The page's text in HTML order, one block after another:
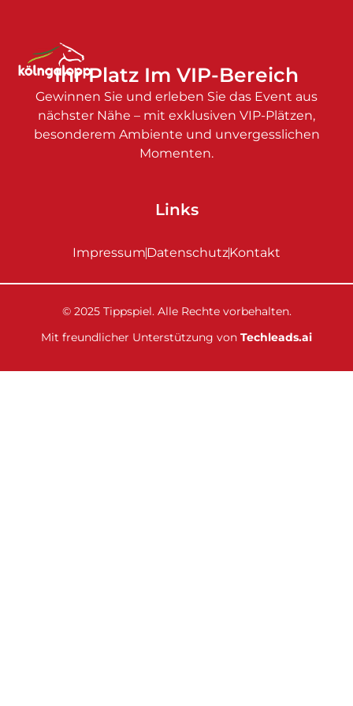
Ihr Platz Im VIP-Bereich
Gewinnen Sie und erleben Sie das Event aus
nächster Nähe – mit exklusiven VIP-Plätzen,
besonderem Ambiente und unvergesslichen
Momenten.
Links
ImpressumDatenschutzKontakt
© 2025 Tippspiel. Alle Rechte vorbehalten.
Mit freundlicher Unterstützung von Techleads.ai